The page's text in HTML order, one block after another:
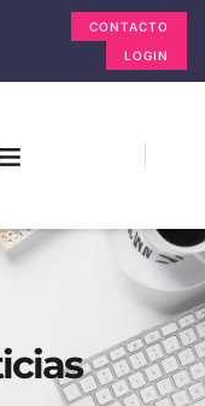
CONTACTO
LOGIN